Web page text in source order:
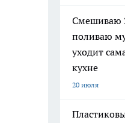
Смешиваю
поливаю
уходит
кухне
20 июля